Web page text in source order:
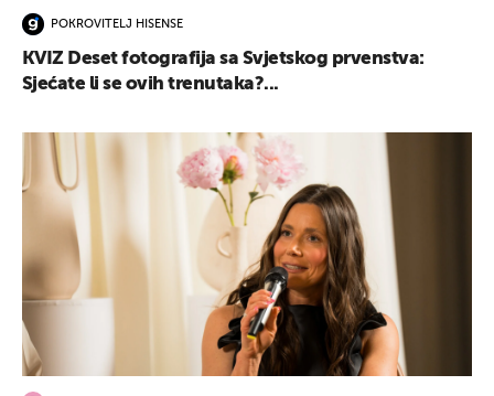
POKROVITELJ HISENSE
KVIZ Deset fotografija sa Svjetskog prvenstva:
Sjećate li se ovih trenutaka?...